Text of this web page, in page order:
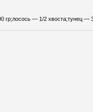
гр;лосось — 1/2 хвоста;тунец